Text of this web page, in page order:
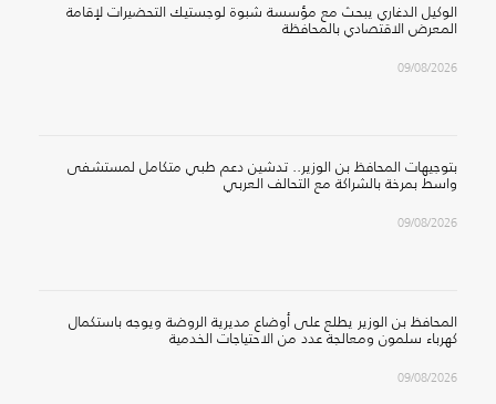
الوكيل الدغاري يبحث مع مؤسسة شبوة لوجستيك التحضيرات لإقامة
المعرض الاقتصادي بالمحافظة
09/08/2026
بتوجيهات المحافظ بن الوزير.. تدشين دعم طبي متكامل لمستشفى
واسط بمرخة بالشراكة مع التحالف العربي
09/08/2026
المحافظ بن الوزير يطلع على أوضاع مديرية الروضة ويوجه باستكمال
كهرباء سلمون ومعالجة عدد من الاحتياجات الخدمية
09/08/2026